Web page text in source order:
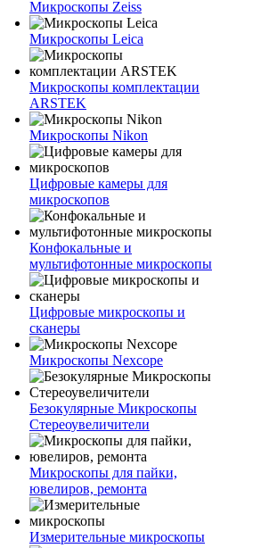
Микроскопы Zeiss
Микроскопы Leica
Микроскопы комплектации
ARSTEK
Микроскопы Nikon
Цифровые камеры для
микроскопов
Конфокальные и
мультифотонные микроскопы
Цифровые микроскопы и
сканеры
Микроскопы Nexcope
Безокулярные Микроскопы
Стереоувеличители
Микроскопы для пайки,
ювелиров, ремонта
Измерительные микроскопы